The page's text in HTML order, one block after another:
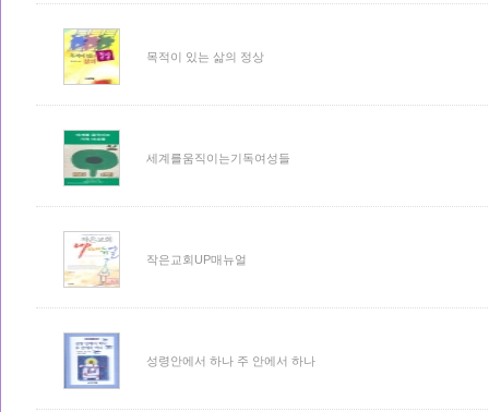
목적이 있는 삶의 정상
세계를움직이는기독여성들
작은교회UP매뉴얼
성령안에서 하나 주 안에서 하나